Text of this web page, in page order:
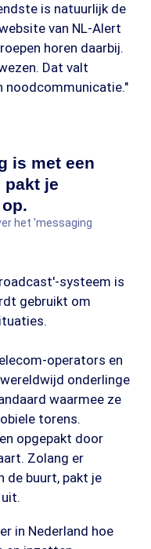
is natuurlijk de
van NL-Alert
horen daarbij.
Dat valt
noodcommunicatie."
is met een
pakt je
het 'messaging
systeem is
gebruikt om
operators en
onderlinge
waarmee ze
torens.
opgepakt door
Zolang er
de buurt, pakt je
in Nederland hoe